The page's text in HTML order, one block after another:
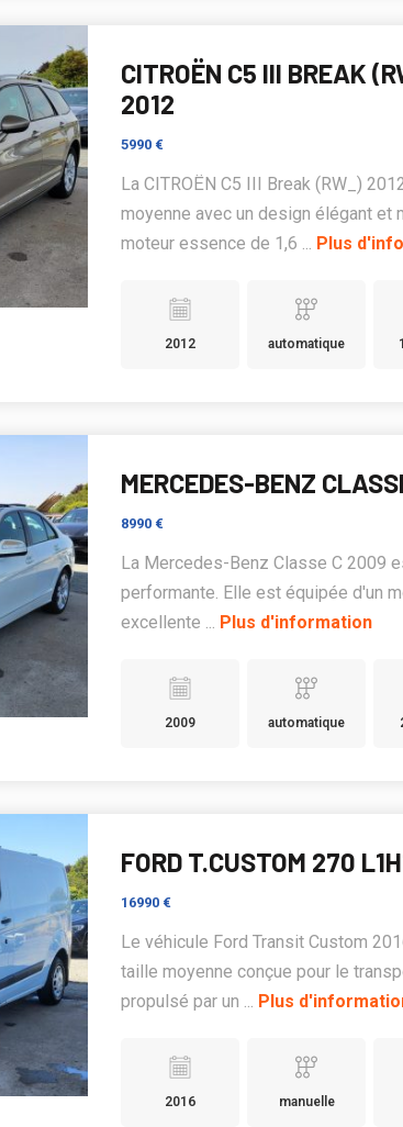
CITROËN C5 III BREAK
2012
5990 €
La CITROËN C5 III Break (RW_)
moyenne avec un design élégant et
moteur essence de 1,6 ... Plus
2012 automatique
MERCEDES-BENZ
8990 €
La Mercedes-Benz Classe C 2009
performante. Elle est équipée d'un
excellente ... Plus d'information
2009 automatique
FORD T.CUSTOM 270
16990 €
Le véhicule Ford Transit Custom
taille moyenne conçue pour le
propulsé par un ... Plus
2016 manuelle